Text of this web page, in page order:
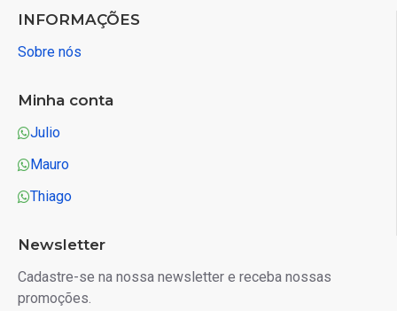
INFORMAÇÕES
Sobre nós
Minha conta
Julio
Mauro
Thiago
Newsletter
Cadastre-se na nossa newsletter e receba nossas
promoções.